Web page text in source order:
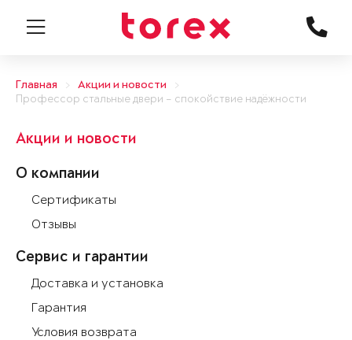
Главная
Акции и новости
Профессор стальные двери – спокойствие надёжности
Акции и новости
О компании
Сертификаты
Отзывы
Сервис и гарантии
Доставка и установка
Гарантия
Условия возврата